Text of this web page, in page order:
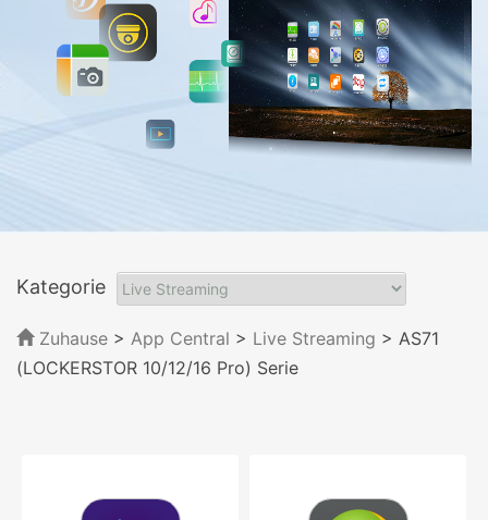
Kategorie
Zuhause > App Central > Live Streaming > AS71
(LOCKERSTOR 10/12/16 Pro) Serie